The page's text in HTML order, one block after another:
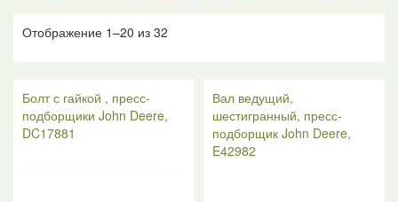
Отображение 1–20 из 32
Болт с гайкой , пресс-
подборщики John Deere,
DC17881
Вал ведущий,
шестигранный, пресс-
подборщик John Deere,
E42982